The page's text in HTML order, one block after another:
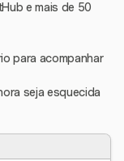
e mais de 50
para acompanhar
seja esquecida